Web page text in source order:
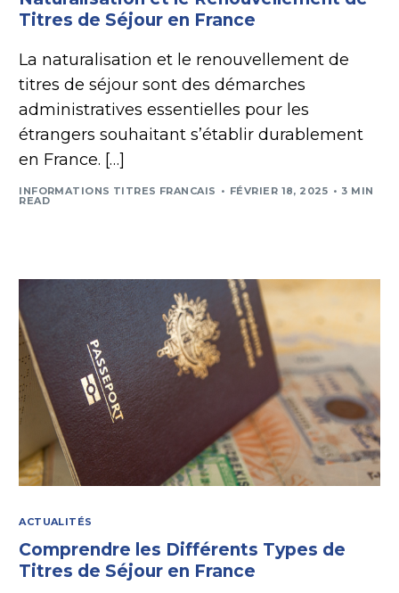
Titres de Séjour en France
La naturalisation et le renouvellement de
titres de séjour sont des démarches
administratives essentielles pour les
étrangers souhaitant s’établir durablement
en France. […]
INFORMATIONS TITRES FRANCAIS FÉVRIER 18, 2025 3 MIN
READ
ACTUALITÉS
Comprendre les Différents Types de
Titres de Séjour en France